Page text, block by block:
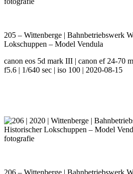
205 – Wittenberge | Bahnbetriebswerk
Lokschuppen – Model Vendula
canon eos 5d mark III | canon ef 24-70
f5.6 | 1/640 sec | iso 100 | 2020-08-15
206 – Wittenberge | Bahnbetriebswerk